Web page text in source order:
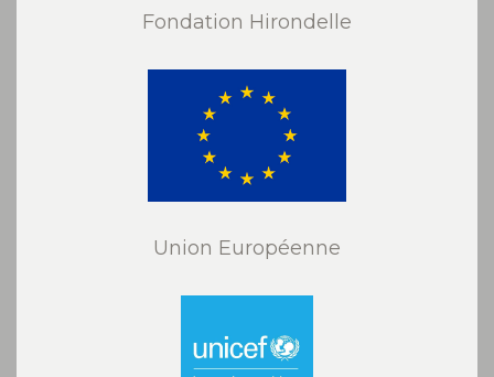
Fondation Hirondelle
Union Européenne